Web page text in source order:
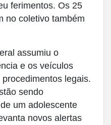
ferimentos. Os 25
no coletivo também
assumiu o
e os veículos
legais.
sendo
um adolescente
novos alertas